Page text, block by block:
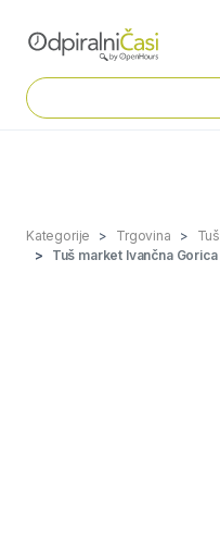
Kategorije Trgovina Tuš
Tuš market Ivančna Gorica